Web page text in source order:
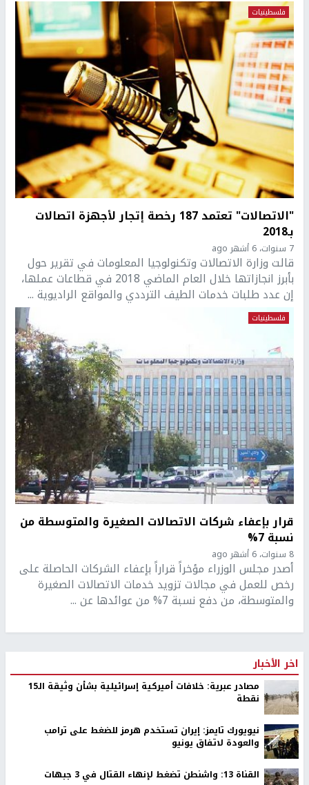
فلسطينيات
"الاتصالات" تعتمد 187 رخصة إتجار لأجهزة اتصالات
بـ2018
7 سنوات، 6 أشهر ago
قالت وزارة الاتصالات وتكنولوجيا المعلومات في تقرير حول
بأبرز انجازاتها خلال العام الماضي 2018 في قطاعات عملها،
إن عدد طلبات خدمات الطيف الترددي والمواقع الراديوية ...
فلسطينيات
قرار بإعفاء شركات الاتصالات الصغيرة والمتوسطة من
نسبة 7%
8 سنوات، 6 أشهر ago
أصدر مجلس الوزراء مؤخراً قراراً بإعفاء الشركات الحاصلة على
رخص للعمل في مجالات تزويد خدمات الاتصالات الصغيرة
والمتوسطة، من دفع نسبة 7% من عوائدها عن ...
اخر الأخبار
مصادر عبرية: خلافات أميركية إسرائيلية بشأن وثيقة الـ15
نقطة
نيويورك تايمز: إيران تستخدم هرمز للضغط على ترامب
والعودة لاتفاق يونيو
القناة 13: واشنطن تضغط لإنهاء القتال في 3 جبهات